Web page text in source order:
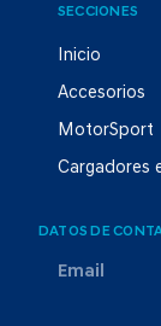
SECCIONES
Inicio
Accesorios
MotorSport
Cargadores
DATOS DE
Email